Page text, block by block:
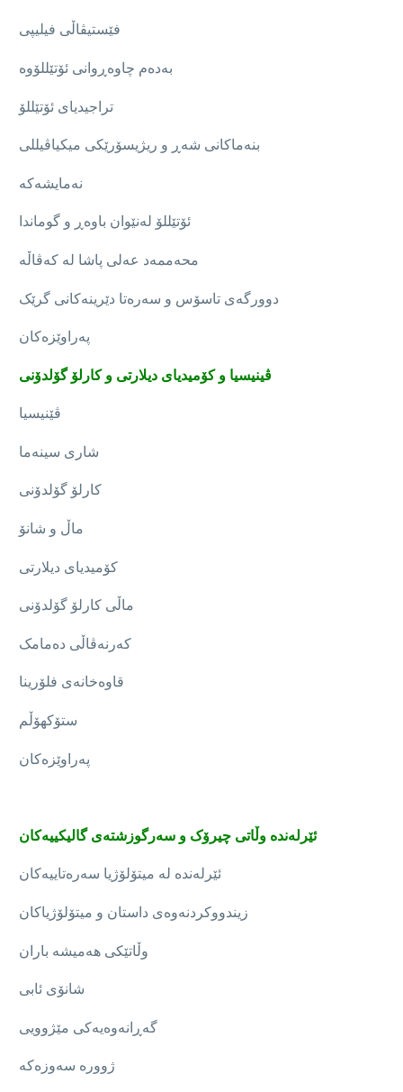
فێستیڤاڵی فیلیپی
بەدەم چاوەڕوانی ئۆتێللۆوە
تراجیدیای ئۆتێللۆ
بنەماکانی شەڕ و ریژیسۆرێکی میکیاڤیللی
نەمایشەکە
ئۆتێللۆ لەنێوان باوەڕ و گوماندا
محەممەد عەلی پاشا لە کەڤاڵە
دوورگەی تاسۆس و سەرەتا دێرینەکانی گرێک
پەراوێزەکان
ڤینیسیا و کۆمیدیای دیلارتی و کارلۆ گۆلدۆنی
ڤێنیسیا
شاری سینەما
کارلۆ گۆلدۆنی
ماڵ و شانۆ
کۆمیدیای دیلارتی
ماڵی کارلۆ گۆلدۆنی
کەرنەڤاڵی دەمامک
قاوەخانەی فلۆرینا
ستۆکهۆڵم
پەراوێزەکان
ئێرلەندە وڵاتی چیرۆک و سه‌رگوزشته‌ی گالیکییەکان
ئێرله‌نده‌ له‌ میتۆلۆژیا سه‌ره‌تاییه‌کان
زیندووکردنه‌وه‌ی داستان و میتۆلۆژیاکان
وڵاتێکی هەمیشە باران
شانۆی ئابی
گەڕانەوەیەکی مێژوویی
ژوورە سەوزەکە